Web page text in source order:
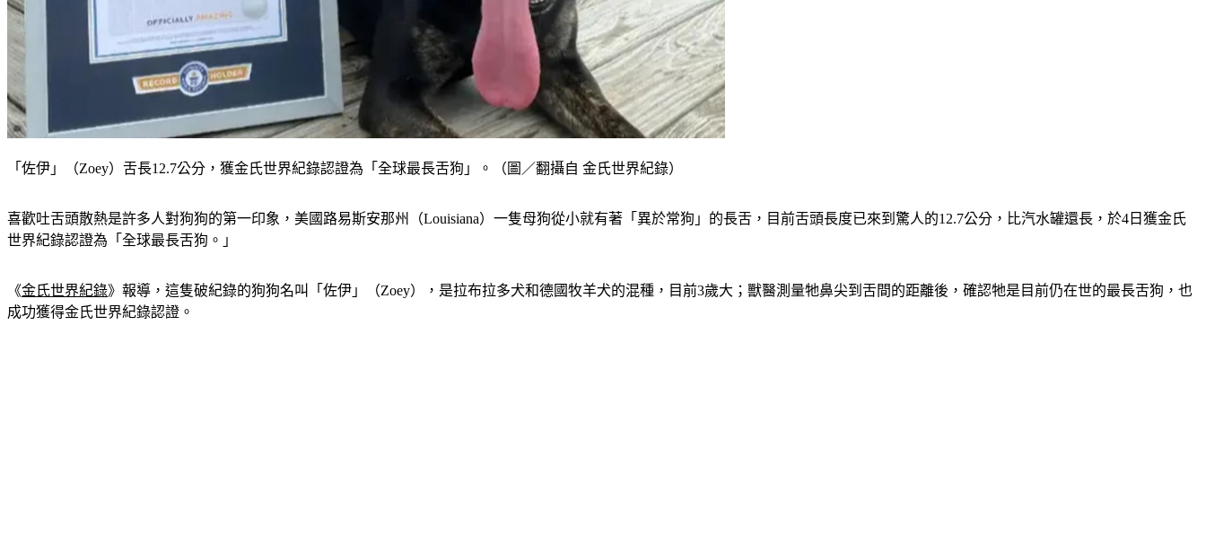
「佐伊」（Zoey）舌長12.7公分，獲金氏世界紀錄認證為「全球最長舌狗」。（圖／翻攝自 金氏世界紀錄）
喜歡吐舌頭散熱是許多人對狗狗的第一印象，美國路易斯安那州（Louisiana）一隻母狗從小就有著「異於常狗」的長舌，目前舌頭長度已來到驚人的12.7公分，比汽水罐還長，於4日獲金氏
世界紀錄認證為「全球最長舌狗。」
《金氏世界紀錄》報導，這隻破紀錄的狗狗名叫「佐伊」（Zoey），是拉布拉多犬和德國牧羊犬的混種，目前3歲大；獸醫測量牠鼻尖到舌間的距離後，確認牠是目前仍在世的最長舌狗，也
成功獲得金氏世界紀錄認證。